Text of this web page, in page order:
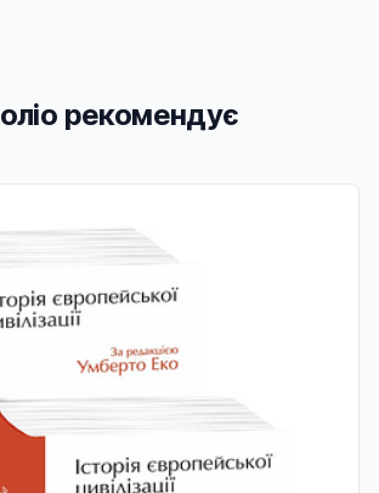
рекомендує